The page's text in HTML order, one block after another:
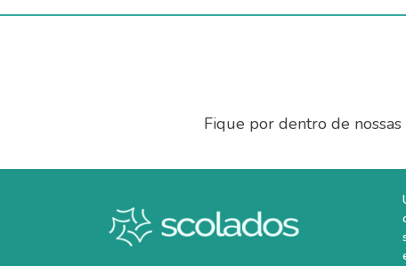
Fique por dentro de nossas